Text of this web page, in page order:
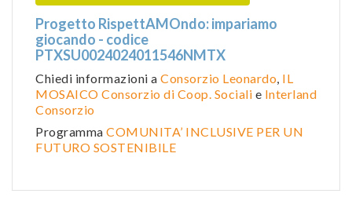
Progetto RispettAMOndo: impariamo
giocando - codice
PTXSU0024024011546NMTX
Chiedi informazioni a Consorzio Leonardo, IL
MOSAICO Consorzio di Coop. Sociali e Interland
Consorzio
Programma COMUNITA’ INCLUSIVE PER UN
FUTURO SOSTENIBILE